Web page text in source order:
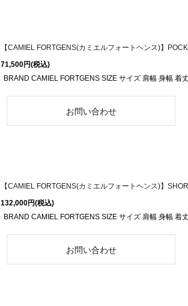
【CAMIEL FORTGENS(カミエルフォートヘンス)】
71,500円(税込)
BRAND CAMIEL FORTGENS SIZE サイズ 肩幅 身幅 着
【CAMIEL FORTGENS(カミエルフォートヘンス)】
132,000円(税込)
BRAND CAMIEL FORTGENS SIZE サイズ 肩幅 身幅 着